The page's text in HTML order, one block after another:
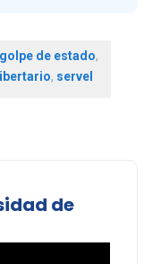
golpe de estado,
, servel
de